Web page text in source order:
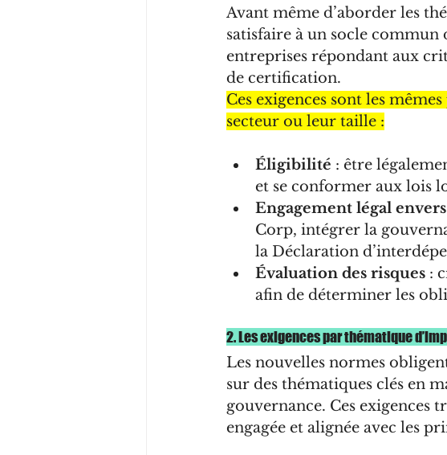
Avant même d’aborder les
satisfaire à un socle commun
entreprises répondant aux
de certification.
Ces exigences sont les
secteur ou leur taille :
Éligibilité : être
et se conformer aux lois
Engagement légal
Corp, intégrer la
la Déclaration
Évaluation des risques :
afin de déterminer les
2. Les exigences par thématique
Les nouvelles normes
sur des thématiques clés en
gouvernance. Ces exigences
engagée et alignée avec les